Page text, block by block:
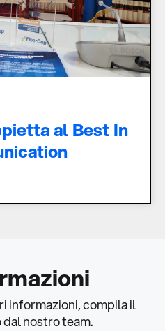
al Best In
informazioni, compila il
nostro team.